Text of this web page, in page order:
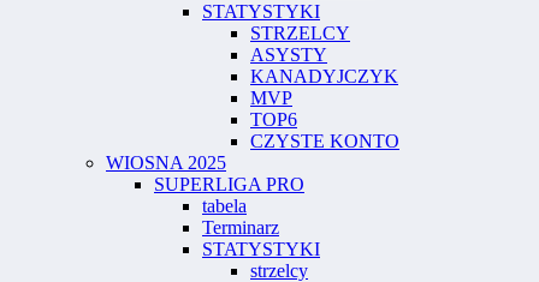
STATYSTYKI
STRZELCY
ASYSTY
KANADYJCZYK
MVP
TOP6
CZYSTE KONTO
WIOSNA 2025
SUPERLIGA PRO
tabela
Terminarz
STATYSTYKI
strzelcy